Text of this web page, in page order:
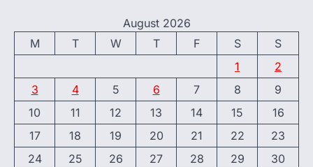
August 2026
M
T W T F S
S
1
2
3
4 5 6 7 8
9
10
11 12 13 14 15
16
17
18 19 20 21 22
23
24
25 26 27 28 29
30